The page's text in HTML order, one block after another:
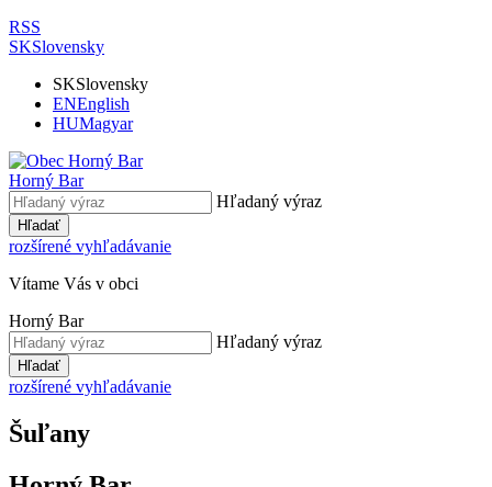
RSS
SKSlovensky
SKSlovensky
ENEnglish
HUMagyar
Horný Bar
Hľadaný výraz
Hľadať
rozšírené vyhľadávanie
Vítame Vás v obci
Horný Bar
Hľadaný výraz
Hľadať
rozšírené vyhľadávanie
Šuľany